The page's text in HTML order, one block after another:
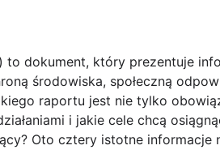
to dokument, który prezentuje
środowiska, społeczną
raportu jest nie tylko
i jakie cele chcą
Oto cztery istotne informacje